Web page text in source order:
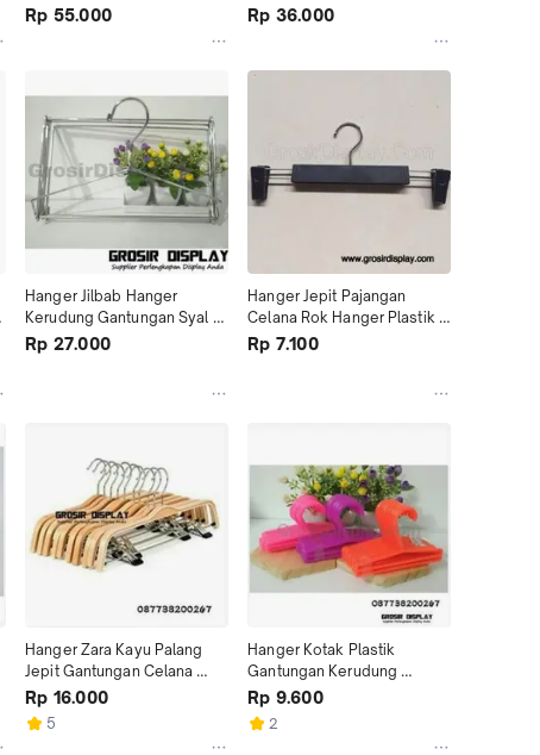
Busa Tekuk Murah
Rp 55.000
Kaos Ditro Pakaian
Rp 36.000
Hanger Jilbab Hanger
Kerudung Gantungan Syal
Kotak Hanger Lipat Murah
Rp 27.000
Hanger Jepit Pajangan
Celana Rok Hanger Plastik
Tebal Hitam Murah
Rp 7.100
Hanger Zara Kayu Palang
Jepit Gantungan Celana
Dewasa Syal Distro Toko
Rp 16.000
5
Hanger Kotak Plastik
Gantungan Kerudung
Cantolan Hijab Hanger Syal
Rp 9.600
2